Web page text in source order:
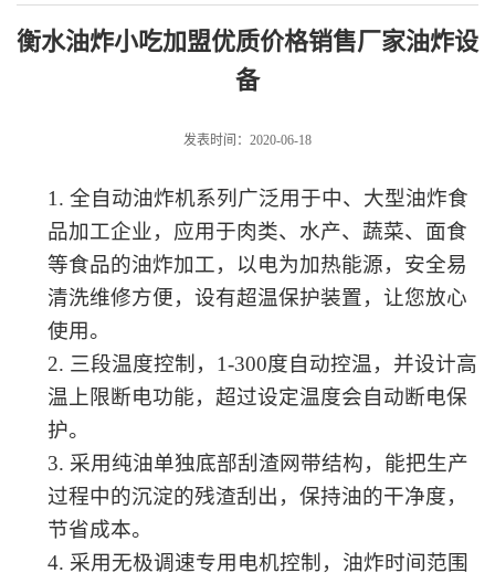
衡水油炸小吃加盟优质价格销售厂家油炸设
备
发表时间：2020-06-18
1. 全自动油炸机系列广泛用于中、大型油炸食
品加工企业，应用于肉类、水产、蔬菜、面食
等食品的油炸加工，以电为加热能源，安全易
清洗维修方便，设有超温保护装置，让您放心
使用。
2. 三段温度控制， 1-300度自动控温，并设计高
温上限断电功能，超过设定温度会自动断电保
护。
3. 采用纯油单独底部刮渣网带结构，能把生产
过程中的沉淀的残渣刮出 ，保持油的干净度，
节省成本。
4. 采用无极调速专用电机控制，油炸时间范围